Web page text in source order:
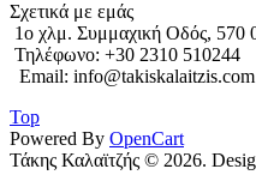
Σχετικά με εμάς
1o χλμ. Συμμαχική Οδός, 570
Τηλέφωνο: +30 2310 510244
Email: info@takiskalaitzis.com
Top
Powered By OpenCart
Τάκης Καλαϊτζής © 2026.